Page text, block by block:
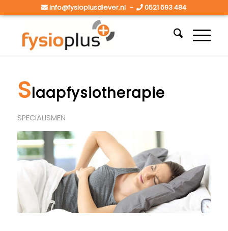
info@fysioplusdiever.nl - 0521 593 484
Slaapfysiotherapie
SPECIALISMEN